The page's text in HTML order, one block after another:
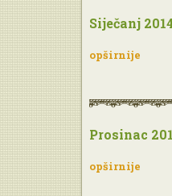
Siječanj
opširnije
Prosinac
opširnije